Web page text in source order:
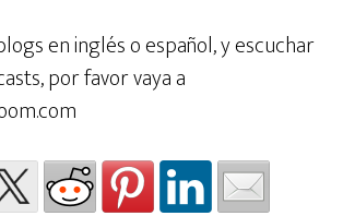
en inglés o español, y escuchar
por favor vaya a